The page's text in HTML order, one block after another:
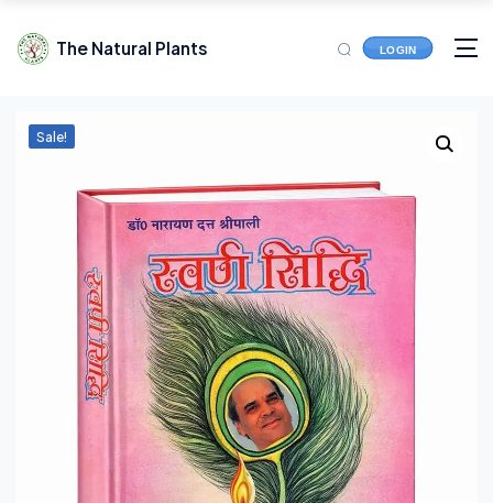
The Natural Plants LOGIN
Sale!